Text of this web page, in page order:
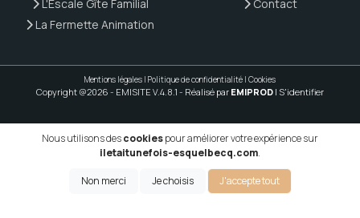
L'Escale Gîte Familial
La Fermette Animation
Contact
Mentions légales | Politique de confidentialité | Cookies
Copyright @2026 - EMISITE V.4.8.1 - Réalisé par EMIPROD | S'identifier
Nous utilisons descookiespour améliorer votre expérience sur
iletaitunefois-esquelbecq.com.
Non merci Je choisis J'accepte tout